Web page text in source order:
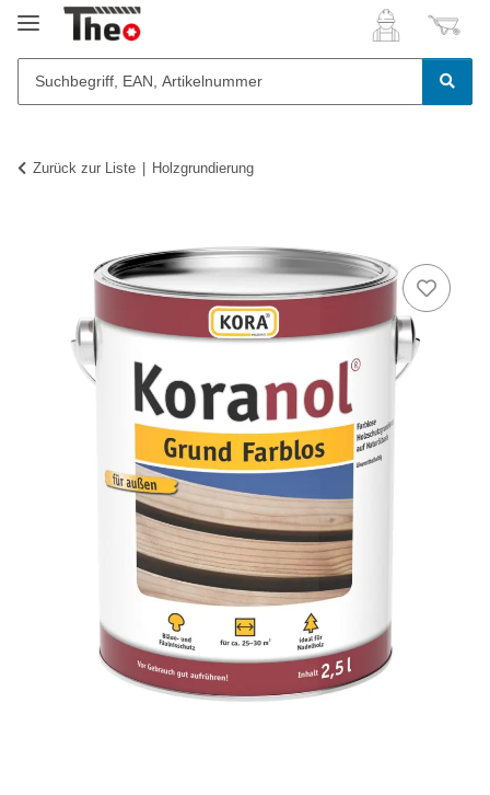
Zurück zur Liste Holzgrundierung